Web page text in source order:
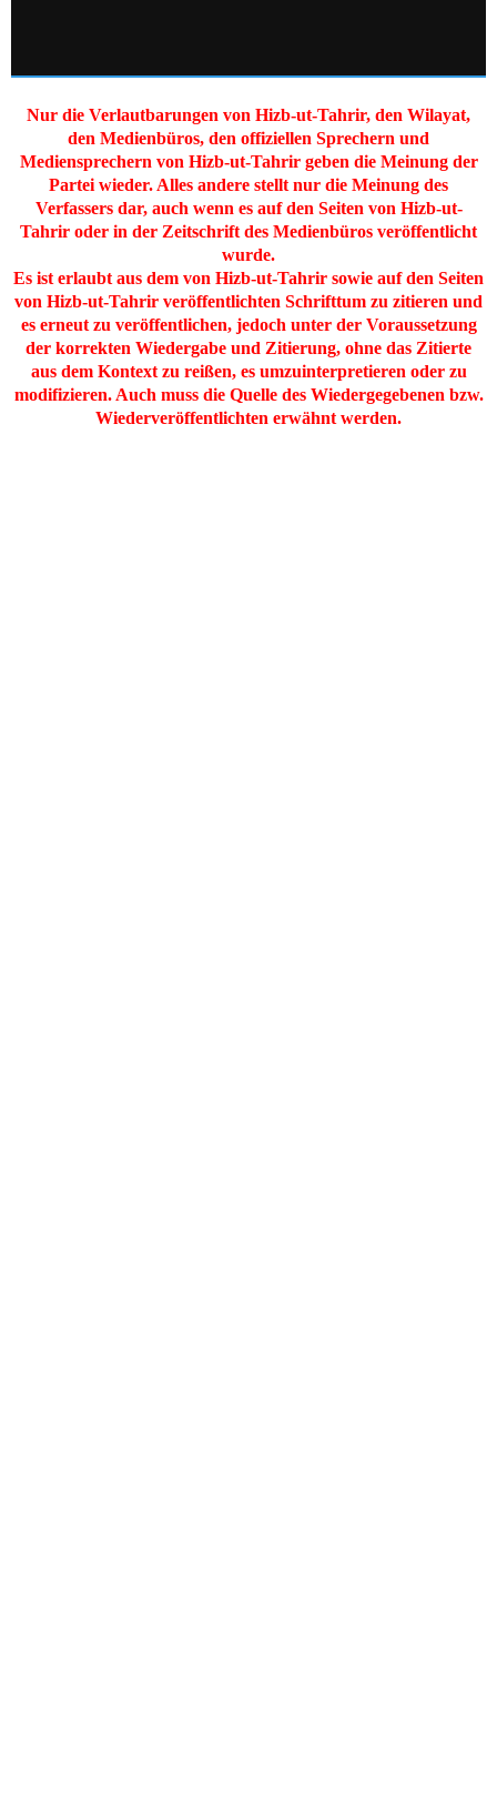
Nur die Verlautbarungen von Hizb-ut-Tahrir, den Wilayat,
den Medienbüros, den offiziellen Sprechern und
Mediensprechern von Hizb-ut-Tahrir geben die Meinung der
Partei wieder. Alles andere stellt nur die Meinung des
Verfassers dar, auch wenn es auf den Seiten von Hizb-ut-
Tahrir oder in der Zeitschrift des Medienbüros veröffentlicht
wurde.
Es ist erlaubt aus dem von Hizb-ut-Tahrir sowie auf den Seiten
von Hizb-ut-Tahrir veröffentlichten Schrifttum zu zitieren und
es erneut zu veröffentlichen, jedoch unter der Voraussetzung
der korrekten Wiedergabe und Zitierung, ohne das Zitierte
aus dem Kontext zu reißen, es umzuinterpretieren oder zu
modifizieren. Auch muss die Quelle des Wiedergegebenen bzw.
Wiederveröffentlichten erwähnt werden.